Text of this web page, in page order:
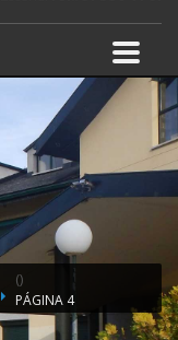
(
PÁGINA 4
)